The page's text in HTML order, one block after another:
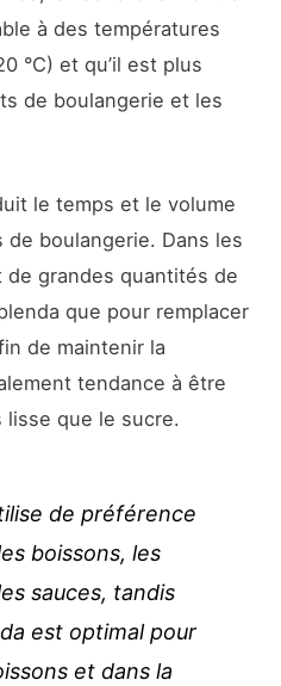
à des températures
°C) et qu’il est plus
de boulangerie et les
le temps et le volume
boulangerie. Dans les
grandes quantités de
que pour remplacer
de maintenir la
tendance à être
lisse que le sucre.
de préférence
boissons, les
sauces, tandis
est optimal pour
et dans la